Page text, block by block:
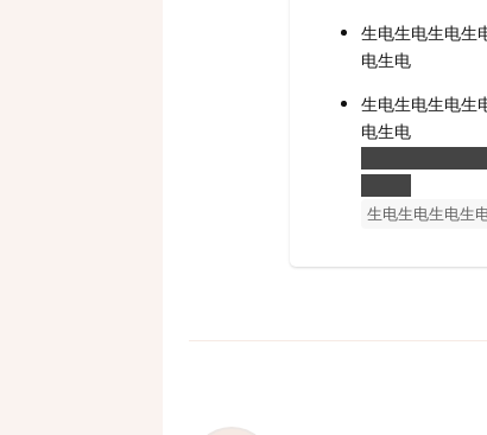
生电生电生电生
电生电
生电生电生电生
电生电
生电生电生电生